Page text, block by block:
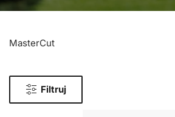
MasterCut
Filtruj